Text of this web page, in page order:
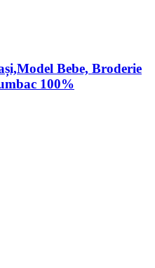
Bebe, Broderie
100%